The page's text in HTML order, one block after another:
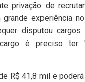
privação de
experiência
disputou
é preciso ter
R$ 41,8 mil e